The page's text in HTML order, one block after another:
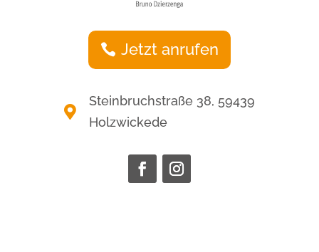
Jetzt anrufen

Steinbruchstraße 38, 59439
Holzwickede